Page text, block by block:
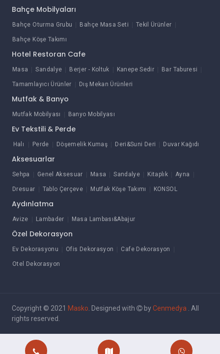
Bahçe Mobilyaları
Bahçe Oturma Grubu Bahçe Masa Seti Tekil Ürünler
Bahçe Köşe Takımı
Hotel Restoran Cafe
Masa Sandalye Berjer - Koltuk Kanepe Sedir Bar Taburesi
Tamamlayıcı Ürünler Dış Mekan Ürünleri
Mutfak & Banyo
Mutfak Mobilyası Banyo Mobilyası
Ev Tekstili & Perde
Halı Perde Döşemelik Kumaş Deri&Suni Deri Duvar Kağıdı
Aksesuarlar
Sehpa Genel Aksesuar Masa Sandalye Kitaplık Ayna
Dresuar Tablo Çerçeve Mutfak Köşe Takımı KONSOL
Aydınlatma
Avize Lambader Masa Lambası&Abajur
Özel Dekorasyon
Ev Dekorasyonu Ofis Dekorasyon Cafe Dekorasyon
Otel Dekorasyon
Copyright © 2021 Masko . Designed with byCenmedya
. All
rights reserved.